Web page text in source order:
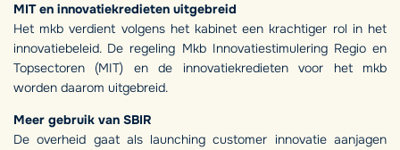
MIT en innovatiekredieten uitgebreid
Het mkb verdient volgens het kabinet een krachtiger rol in het
innovatiebeleid. De regeling Mkb Innovatiestimulering Regio en
Topsectoren (MIT) en de innovatiekredieten voor het mkb
worden daarom uitgebreid.
Meer gebruik van SBIR
De overheid gaat als launching customer innovatie aanjagen